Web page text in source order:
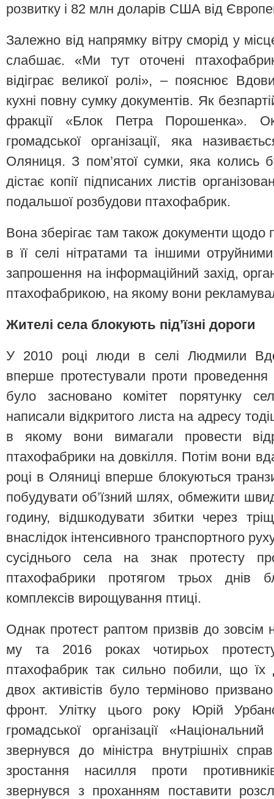
розвитку і 82 млн доларів США від
Залежно від напрямку вітру сморід у
слабшає. «Ми тут оточені
відіграє великої ролі», – пояснює
кухні повну сумку документів. Як
фракції «Блок Петра Порошенка».
громадської організації, яка
Оляниця. З пом’ятої сумки, яка колись
дістає копії підписаних листів
подальшої розбудови птахофабрик.
Вона зберігає там також документи щодо
в її селі нітратами та іншими
запрошення на інформаційний захід,
птахофабрикою, на якому вони
Жителі села блокують під’їзні дороги
У 2010 році люди в селі Людмили
вперше протестували проти проведення
було засновано комітет порятунку
написали відкритого листа на адресу
в якому вони вимагали провести
птахофабрики на довкілля. Потім вони
році в Оляниці вперше блокуються
побудувати об’їзний шлях, обмежити
годину, відшкодувати збитки через
внаслідок інтенсивного транспортного
сусіднього села на знак протесту
птахофабрики протягом трьох днів
комплексів вирощування птиці.
Однак протест раптом призвів до зовсім
му та 2016 роках чотирьох
птахофабрик так сильно побили, що їх
двох активістів було терміново
фронт. Улітку цього року Юрій
громадської організації
звернувся до міністра внутрішніх
зростання насилля проти
звернувся з проханням поставити